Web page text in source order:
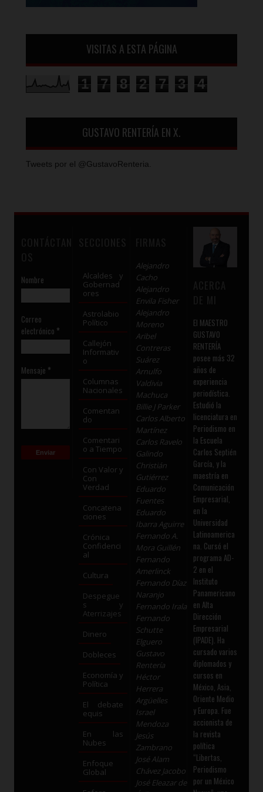
VISITAS A ESTA PÁGINA
1 7 8 2 7 3 4
GUSTAVO RENTERÍA EN X.
Tweets por el @GustavoRenteria.
Nombre
Correo
electrónico *
Mensaje *
Alcaldes y
Gobernad
ores
Astrolabio
Político
Callejón
Informativ
o
Columnas
Nacionales
Comentan
do
Comentari
o a Tiempo
Con Valor y
Con
Verdad
Concatena
ciones
Crónica
Confidenci
al
Cultura
Despegue
s y
Aterrizajes
Dinero
Dobleces
Economía y
Política
El debate
equis
En las
Nubes
Enfoque
Global
Alejandro
Cacho
Alejandro
Envila Fisher
Alejandro
Moreno
Aribel
Contreras
Suárez
Arnulfo
Valdivia
Machuca
Billie J Parker
Carlos Alberto
Martínez
Carlos Ravelo
Galindo
Christián
Gutiérrez
Eduardo
Fuentes
Eduardo
Ibarra Aguirre
Fernando A.
Mora Guillén
Fernando
Amerlinck
Fernando Díaz
Naranjo
Fernando Irala
Fernando
Schutte
Elguero
Gustavo
Rentería
Héctor
Herrera
Argüelles
Israel
Mendoza
Jesús
Zambrano
José Alam
Chávez Jacobo
José Eleazar de
El MAESTRO
GUSTAVO
RENTERÍA
posee más 32
años de
experiencia
periodística.
Estudió la
licenciatura en
Periodismo en
la Escuela
Carlos Septién
García, y la
maestría en
Comunicación
Empresarial,
en la
Universidad
Latinoamerica
na. Cursó el
programa AD-
2 en el
Instituto
Panamericano
en Alta
Dirección
Empresarial
(IPADE). Ha
cursado varios
diplomados y
cursos en
México, Asia,
Oriente Medio
y Europa. Fue
accionista de
la revista
política
“Libertas,
Periodismo
por un México